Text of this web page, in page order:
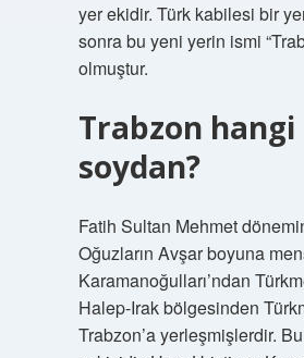
yer ekidir. Türk kabilesi bir
sonra bu yeni yerin ismi
olmuştur.
Trabzon hangi
soydan?
Fatih Sultan Mehmet
Oğuzların Avşar boyuna
Karamanoğulları’ndan
Halep-Irak bölgesinden
Trabzon’a yerleşmişlerdir.